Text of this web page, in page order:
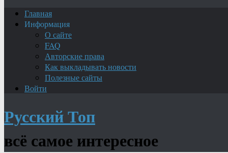
Главная
Информация
О сайте
FAQ
Авторские права
Как выкладывать новости
Полезные сайты
Войти
Русский Топ
всё самое интересное